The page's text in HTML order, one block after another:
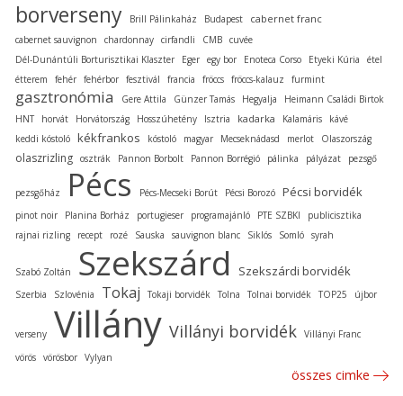
borverseny Brill Pálinkaház Budapest cabernet franc
cabernet sauvignon chardonnay cirfandli CMB cuvée
Dél-Dunántúli Borturisztikai Klaszter
Eger egy bor Enoteca Corso Etyeki Kúria
étel
étterem
fehér fehérbor fesztivál francia fröccs fröccs-kalauz furmint
gasztronómia Gere Attila Günzer Tamás Hegyalja
Heimann Családi Birtok
HNT
horvát Horvátország Hosszúhetény Isztria kadarka Kalamáris
kávé
keddi kóstoló kékfrankos kóstoló magyar Mecseknádasd merlot Olaszország
olaszrizling osztrák Pannon Borbolt Pannon Borrégió pálinka pályázat pezsgő
pezsgőház Pécs Pécs-Mecseki Borút Pécsi Borozó Pécsi borvidék
pinot noir Planina Borház portugieser programajánló PTE SZBKI
publicisztika
rajnai rizling
recept rozé Sauska sauvignon blanc Siklós Somló syrah
Szabó Zoltán Szekszárd Szekszárdi borvidék
Szerbia Szlovénia Tokaj Tokaji borvidék Tolna Tolnai borvidék TOP25 újbor
verseny Villány Villányi borvidék Villányi Franc
vörös vörösbor Vylyan
összes cimke